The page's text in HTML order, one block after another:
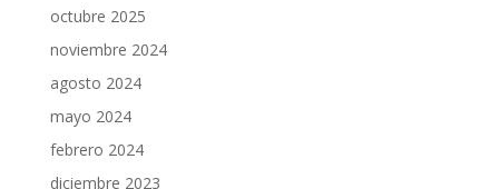
octubre 2025
noviembre 2024
agosto 2024
mayo 2024
febrero 2024
diciembre 2023